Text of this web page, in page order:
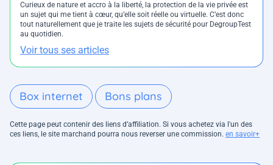
Curieux de nature et accro à la liberté, la protection de la vie privée est
un sujet qui me tient à cœur, qu’elle soit réelle ou virtuelle. C’est donc
tout naturellement que je traite les sujets de sécurité pour DegroupTest
au quotidien.
Voir tous ses articles
Box internet Bons plans
Cette page peut contenir des liens d’affiliation. Si vous achetez via l'un des
ces liens, le site marchand pourra nous reverser une commission. en savoir+